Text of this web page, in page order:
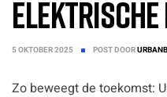
Elektrische
5 OKTOBER 2025 POST DOOR
Zo beweegt de toekomst: